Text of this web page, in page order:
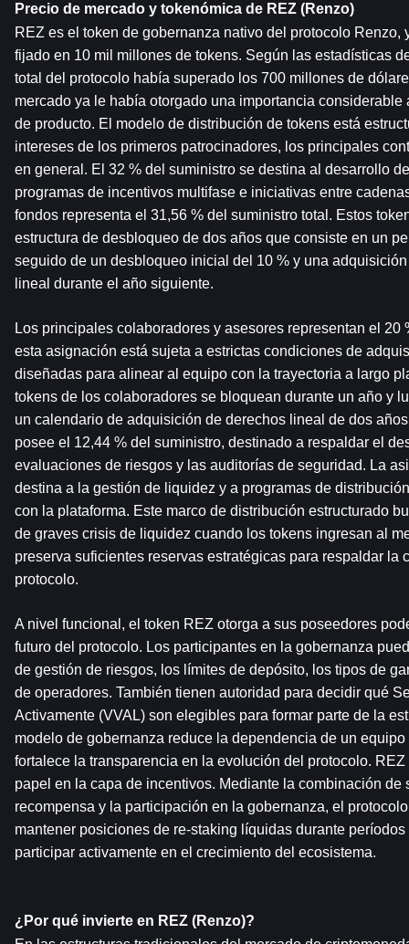
Precio de mercado y tokenómica de REZ (Renzo)
REZ es el token de gobernanza nativo del protocolo Renzo,
fijado en 10 mil millones de tokens. Según las estadísticas
total del protocolo había superado los 700 millones de
mercado ya le había otorgado una importancia considerable
de producto. El modelo de distribución de tokens está
intereses de los primeros patrocinadores, los principales
en general. El 32 % del suministro se destina al desarrollo
programas de incentivos multifase e iniciativas entre
fondos representa el 31,56 % del suministro total. Estos
estructura de desbloqueo de dos años que consiste en un
seguido de un desbloqueo inicial del 10 % y una
lineal durante el año siguiente.
Los principales colaboradores y asesores representan el 20
esta asignación está sujeta a estrictas condiciones de
diseñadas para alinear al equipo con la trayectoria a largo
tokens de los colaboradores se bloquean durante un año y
un calendario de adquisición de derechos lineal de dos
posee el 12,44 % del suministro, destinado a respaldar el
evaluaciones de riesgos y las auditorías de seguridad. La
destina a la gestión de liquidez y a programas de
con la plataforma. Este marco de distribución estructurado
de graves crisis de liquidez cuando los tokens ingresan al
preserva suficientes reservas estratégicas para respaldar la
protocolo.
A nivel funcional, el token REZ otorga a sus poseedores
futuro del protocolo. Los participantes en la gobernanza
de gestión de riesgos, los límites de depósito, los tipos de
de operadores. También tienen autoridad para decidir qué
Activamente (VVAL) son elegibles para formar parte de la
modelo de gobernanza reduce la dependencia de un
fortalece la transparencia en la evolución del protocolo.
papel en la capa de incentivos. Mediante la combinación de
recompensa y la participación en la gobernanza, el
mantener posiciones de re-staking líquidas durante
participar activamente en el crecimiento del ecosistema.
¿Por qué invierte en REZ (Renzo)?